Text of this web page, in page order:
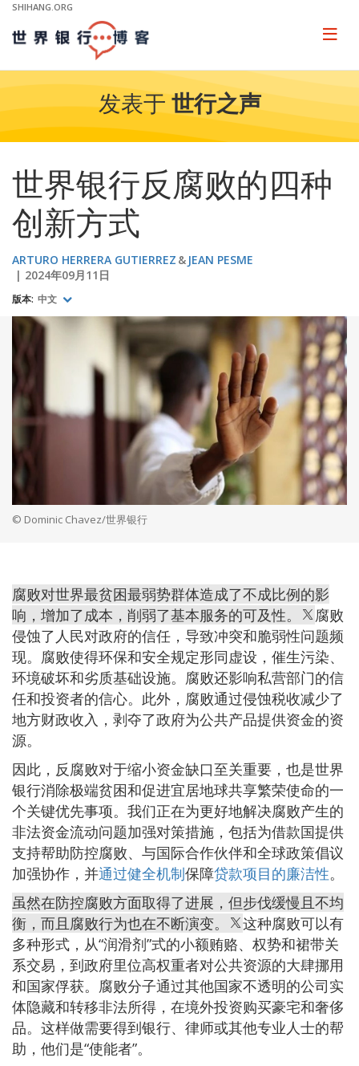
Skip
Main
Navigation
SHIHANG.ORG
Page
发表于 世行之声
世界银行反腐败的四种
创新方式
ARTURO HERRERA GUTIERREZ
JEAN PESME
2024年09月11日
版本: 中文
© Dominic Chavez/世界银行
腐败对世界最贫困最弱势群体造成了不成比例的影
响，增加了成本，削弱了基本服务的可及性。
腐败
侵蚀了人民对政府的信任，导致冲突和脆弱性问题频
现。腐败使得环保和安全规定形同虚设，催生污染、
环境破坏和劣质基础设施。腐败还影响私营部门的信
任和投资者的信心。此外，腐败通过侵蚀税收减少了
地方财政收入，剥夺了政府为公共产品提供资金的资
源。
因此，反腐败对于缩小资金缺口至关重要，也是世界
银行消除极端贫困和促进宜居地球共享繁荣使命的一
个关键优先事项。我们正在为更好地解决腐败产生的
非法资金流动问题加强对策措施，包括为借款国提供
支持帮助防控腐败、与国际合作伙伴和全球政策倡议
加强协作，并通过健全机制保障贷款项目的廉洁性。
虽然在防控腐败方面取得了进展，但步伐缓慢且不均
衡，而且腐败行为也在不断演变。
这种腐败可以有
多种形式，从“润滑剂”式的小额贿赂、权势和裙带关
系交易，到政府里位高权重者对公共资源的大肆挪用
和国家俘获。腐败分子通过其他国家不透明的公司实
体隐藏和转移非法所得，在境外投资购买豪宅和奢侈
品。这样做需要得到银行、律师或其他专业人士的帮
助，他们是“使能者”。